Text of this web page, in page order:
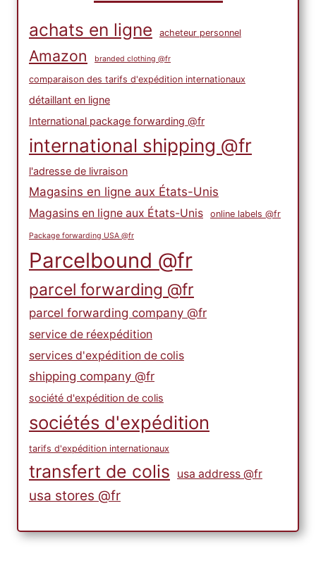
achats en ligne acheteur personnel
Amazon branded clothing @fr
comparaison des tarifs d'expédition internationaux
détaillant en ligne
International package forwarding @fr
international shipping @fr
l'adresse de livraison
Magasins en ligne aux États-Unis
Magasins en ligne aux États-Unis online labels @fr
Package forwarding USA @fr
Parcelbound @fr
parcel forwarding @fr
parcel forwarding company @fr
service de réexpédition
services d'expédition de colis
shipping company @fr
société d'expédition de colis
sociétés d'expédition
tarifs d'expédition internationaux
transfert de colis usa address @fr
usa stores @fr